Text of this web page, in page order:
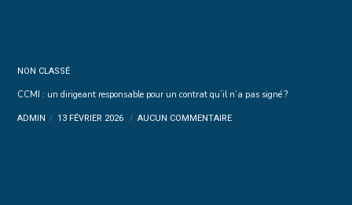
NON CLASSÉ
CCMI : un dirigeant responsable pour un contrat qu’il n’a pas signé ?
ADMIN 13 FÉVRIER 2026 AUCUN COMMENTAIRE